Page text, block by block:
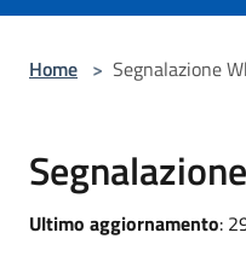
Home > Segnalazione
Ultimo aggiornamento: